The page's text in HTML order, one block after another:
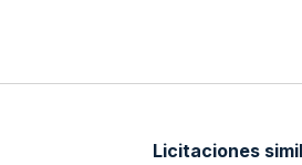
Licitaciones